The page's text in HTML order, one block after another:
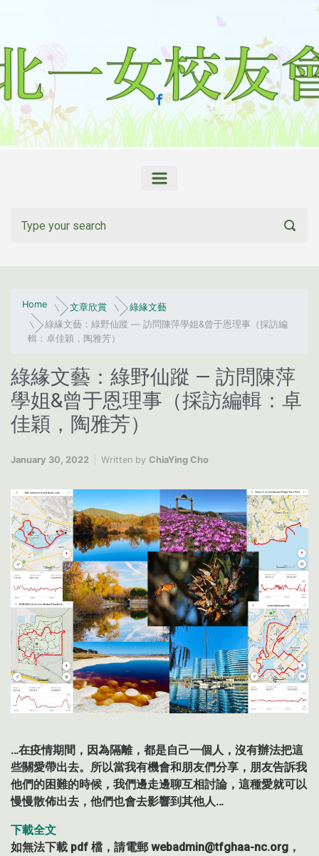
Home 文章欣賞
綠緣文藝
綠緣文藝：綠野仙蹤 — 訪問陳萍學姐&曾于恩理事（採訪編
輯：卓佳穎，陶雅芳）
綠緣文藝：綠野仙蹤 — 訪問陳萍
學姐&曾于恩理事（採訪編輯：卓
佳穎，陶雅芳）
January 30, 2022 Written by ChiaYing Cho
…在疫情期間，因為隔離，都是自己一個人，沒有辦法把這
些關愛帶出去。所以當我有機會和朋友們分享，朋友告訴我
他們的困難的時候，我們邊走邊聊互相討論，這種愛就可以
慢慢散佈出去，他們也會去影響到其他人…
下載全文
如無法下載 pdf 檔，請電郵 webadmin@tfghaa-nc.org，